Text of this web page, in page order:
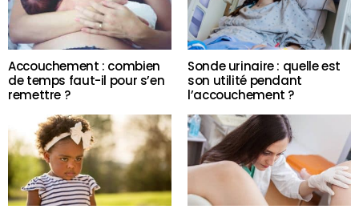
Accouchement : combien
de temps faut-il pour s’en
remettre ?
Sonde urinaire : quelle est
son utilité pendant
l’accouchement ?